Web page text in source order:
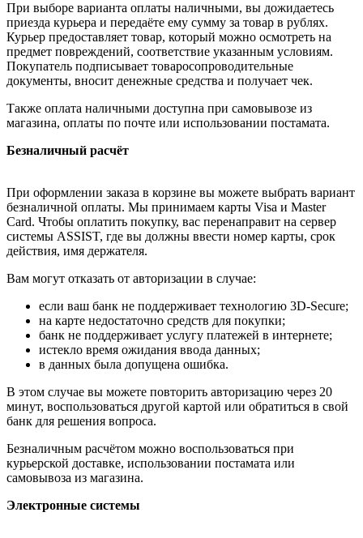
При выборе варианта оплаты наличными, вы дожидаетесь
приезда курьера и передаёте ему сумму за товар в рублях.
Курьер предоставляет товар, который можно осмотреть на
предмет повреждений, соответствие указанным условиям.
Покупатель подписывает товаросопроводительные
документы, вносит денежные средства и получает чек.
Также оплата наличными доступна при самовывозе из
магазина, оплаты по почте или использовании постамата.
Безналичный расчёт
При оформлении заказа в корзине вы можете выбрать вариант
безналичной оплаты. Мы принимаем карты Visa и Master
Card. Чтобы оплатить покупку, вас перенаправит на сервер
системы ASSIST, где вы должны ввести номер карты, срок
действия, имя держателя.
Вам могут отказать от авторизации в случае:
если ваш банк не поддерживает технологию 3D-Secure;
на карте недостаточно средств для покупки;
банк не поддерживает услугу платежей в интернете;
истекло время ожидания ввода данных;
в данных была допущена ошибка.
В этом случае вы можете повторить авторизацию через 20
минут, воспользоваться другой картой или обратиться в свой
банк для решения вопроса.
Безналичным расчётом можно воспользоваться при
курьерской доставке, использовании постамата или
самовывоза из магазина.
Электронные системы